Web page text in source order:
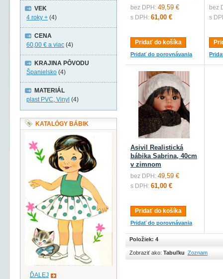
bez DPH: 49,59 €
s DPH: 61,00 €
Pridať do košíka
Pridať do porovnávania
bez
s
Asivil Realistická
bábika Sabrina, 40cm
v zimnom
bez DPH: 49,59 €
s DPH: 61,00 €
Pridať do košíka
Pridať do porovnávania
Položiek: 4
Zobraziť ako: Tabuľku Zoznam
VEK
4 roky + (4)
CENA
60,00 € a viac (4)
KRAJINA PÔVODU
Španielsko (4)
MATERIÁL
plast PVC, Vinyl (4)
KATALÓGY BÁBIK
ĎALEJ